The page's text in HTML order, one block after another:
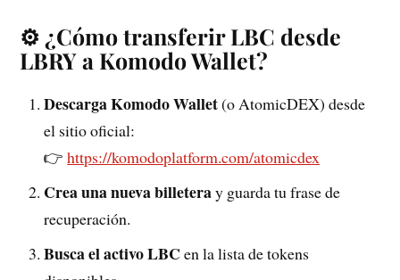
⚙️ ¿Cómo transferir LBC desde
LBRY a Komodo Wallet?
Descarga Komodo Wallet(o AtomicDEX) desde
el sitio oficial:
👉https://komodoplatform.com/atomicdex
Crea una nueva billeteray guarda tu frase de
recuperación.
Busca el activo LBC en la lista de tokens